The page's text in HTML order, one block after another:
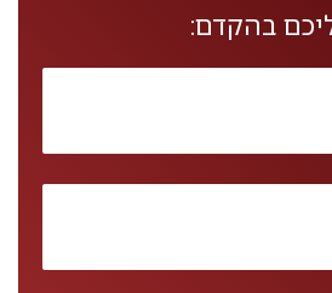
בהקדם: